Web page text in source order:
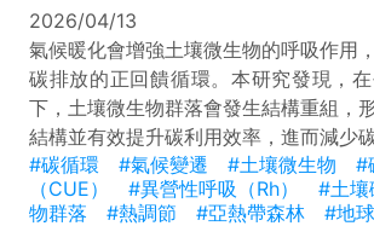
2026/04/13
氣候暖化會增強土壤微生物的呼吸作用
碳排放的正回饋循環。本研究發現，
下，土壤微生物群落會發生結構重組，
結構並有效提升碳利用效率，進而減少
#碳循環
#氣候變遷 #土壤微生物
#
（CUE）
#異營性呼吸（Rh） #土壤
物群落
#熱調節 #亞熱帶森林 #地